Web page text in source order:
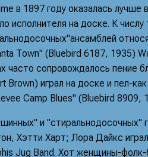
в 1897 году оказалась
исполнителя на доске. К
Town" (Bluebird 6187, 1935)
часто сопровождалось пение
Brown) играл на доске и пел-
Camp Blues" (Bluebird 8909,
и "стиральнодосочных"
Хэтти Харт; Лора Дайкс
Jug Band. Хот женщины-